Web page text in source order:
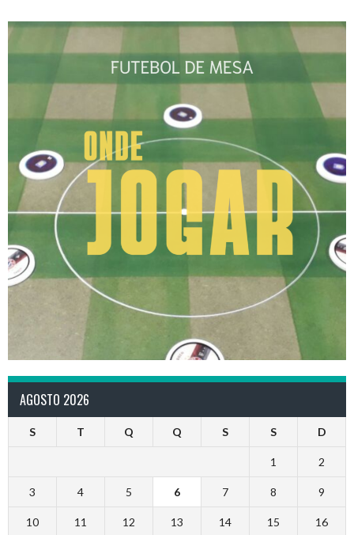
AGOSTO 2026
S T Q Q S S D
1 2
3 4 5 6 7 8 9
10 11 12 13 14 15 16